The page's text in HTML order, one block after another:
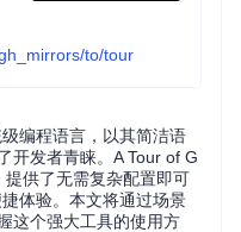
to/tour
编程语言，以其简洁语
开发者青睐。A Tour of G
供了无需复杂配置即可
体验。本文将通过场景
这个强大工具的使用方